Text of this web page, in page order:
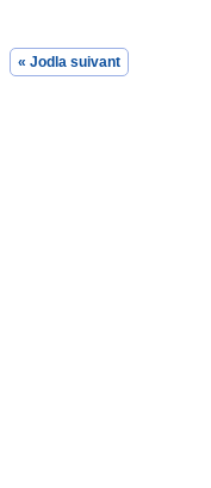
« Jodla suivant